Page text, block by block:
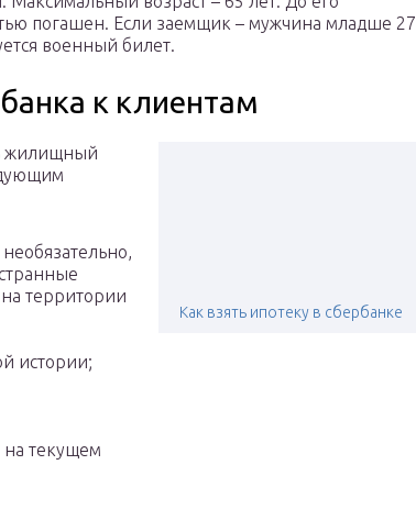
погашен. Если заемщик – мужчина младше 27
военный билет.
к клиентам
Как взять ипотеку в сбербанке
жилищный
территории
истории;
на текущем